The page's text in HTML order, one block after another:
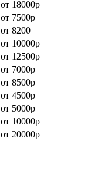
от 18000р
от 7500р
от 8200
от 10000р
от 12500р
от 7000р
от 8500р
от 4500р
от 5000р
от 10000р
от 20000р